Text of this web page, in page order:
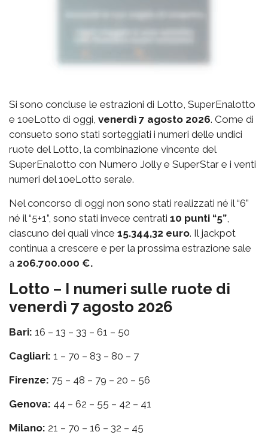
Si sono concluse le estrazioni di Lotto, SuperEnalotto
e 10eLotto di oggi, venerdì 7 agosto 2026. Come di
consueto sono stati sorteggiati i numeri delle undici
ruote del Lotto, la combinazione vincente del
SuperEnalotto con Numero Jolly e SuperStar e i venti
numeri del 10eLotto serale.
Nel concorso di oggi non sono stati realizzati né il “6”
né il “5+1”, sono stati invece centrati 10 punti “5”,
ciascuno dei quali vince 15.344,32 euro. Il jackpot
continua a crescere e per la prossima estrazione sale
a 206.700.000 €.
Lotto – I numeri sulle ruote di
venerdì 7 agosto 2026
Bari: 16 – 13 – 33 – 61 – 50
Cagliari: 1 – 70 – 83 – 80 – 7
Firenze: 75 – 48 – 79 – 20 – 56
Genova: 44 – 62 – 55 – 42 – 41
Milano: 21 – 70 – 16 – 32 – 45